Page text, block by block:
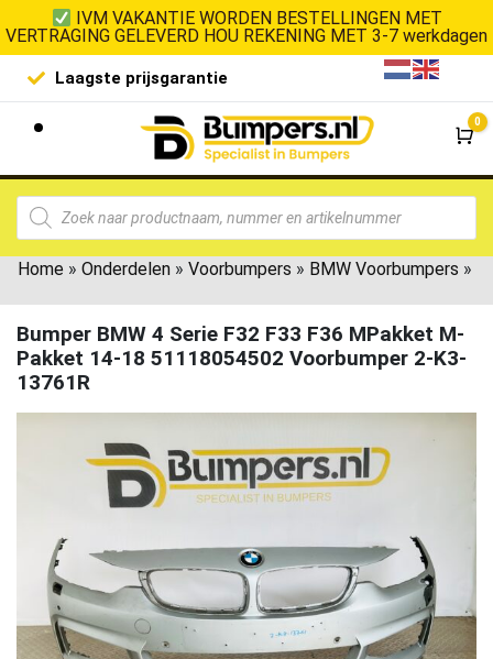
IVM VAKANTIE WORDEN BESTELLINGEN MET
VERTRAGING GELEVERD HOU REKENING MET 3-7 werkdagen
Laagste prijsgarantie De
0
Home » Onderdelen » Voorbumpers » BMW Voorbumpers »
Bumper BMW 4 Serie F32 F33 F36 MPakket M-
Pakket 14-18 51118054502 Voorbumper 2-K3-
13761R